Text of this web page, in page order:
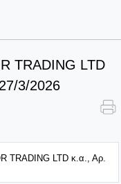
TRADING LTD
3/2026
TRADING LTD κ.α., Αρ.